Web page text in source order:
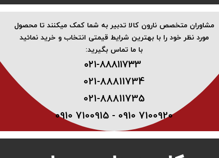
​مشاوران متخصص نارون کالا تدبیر به شما کمک میکنند تا محصول
مورد نظر خود را با بهترین شرایط قیمتی انتخاب و خرید نمائید
با ما تماس بگیرید:
۰۲۱-۸۸۸۱۱۷۳3 ​
021-88811734
021-88811735
0910 7100915 - 0910 7100920